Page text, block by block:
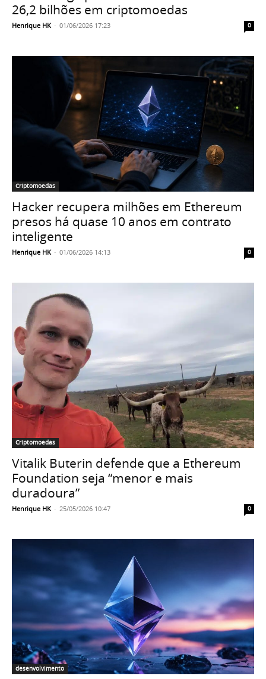
26,2 bilhões em criptomoedas
Henrique HK - 01/06/2026 17:23 0
Criptomoedas
Hacker recupera milhões em Ethereum
presos há quase 10 anos em contrato
inteligente
Henrique HK - 01/06/2026 14:13 0
Criptomoedas
Vitalik Buterin defende que a Ethereum
Foundation seja “menor e mais
duradoura”
Henrique HK - 25/05/2026 10:47 0
desenvolvimento